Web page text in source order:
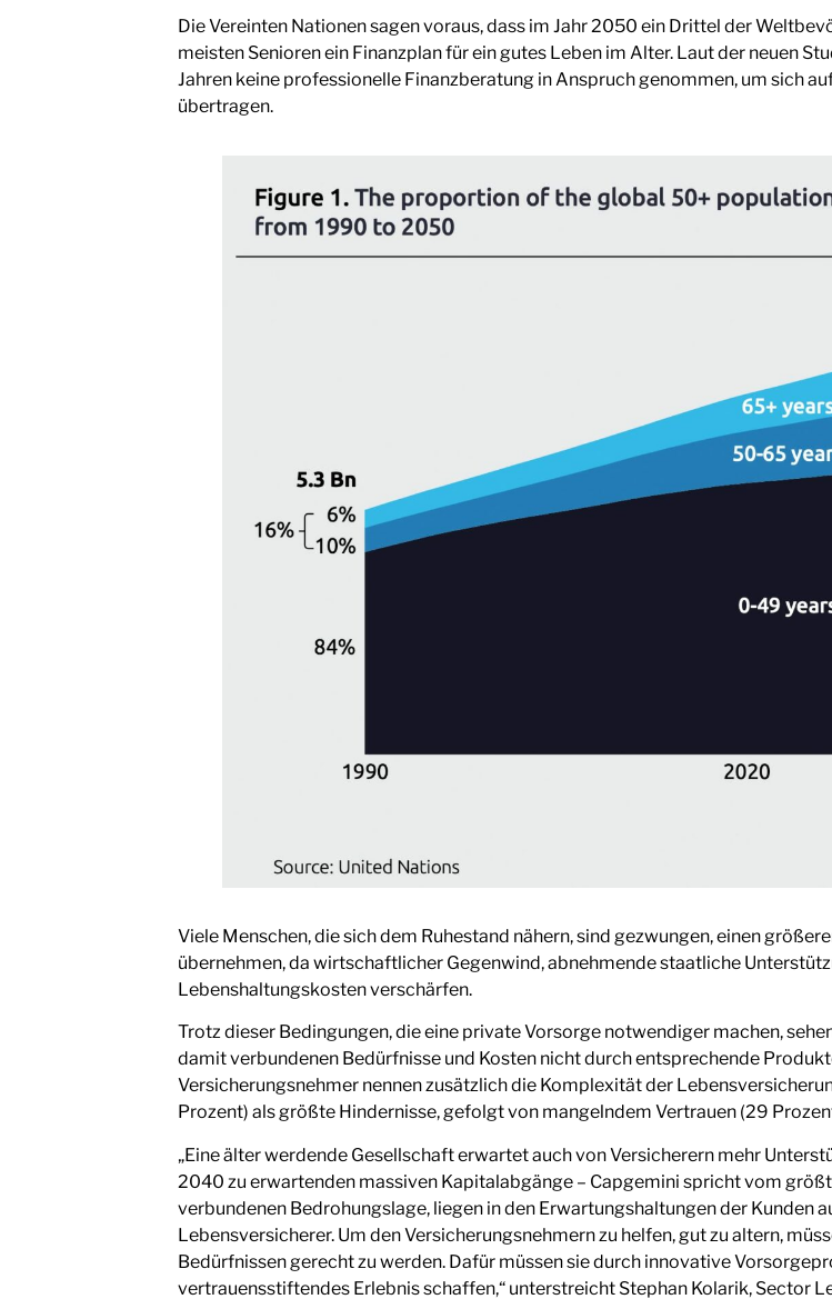
Die Vereinten Nationen sagen voraus, dass im Jahr 2050 ein Drittel der
meisten Senioren ein Finanzplan für ein gutes Leben im Alter. Laut der neuen
Jahren keine professionelle Finanzberatung in Anspruch genommen, um sich
übertragen.
Viele Menschen, die sich dem Ruhestand nähern, sind gezwungen, einen
übernehmen, da wirtschaftlicher Gegenwind, abnehmende staatliche
Lebenshaltungskosten verschärfen.
Trotz dieser Bedingungen, die eine private Vorsorge notwendiger machen,
damit verbundenen Bedürfnisse und Kosten nicht durch entsprechende
Versicherungsnehmer nennen zusätzlich die Komplexität der
Prozent) als größte Hindernisse, gefolgt von mangelndem Vertrauen (29
„Eine älter werdende Gesellschaft erwartet auch von Versicherern mehr
2040 zu erwartenden massiven Kapitalabgänge – Capgemini spricht vom
verbundenen Bedrohungslage, liegen in den Erwartungshaltungen der Kunden
Lebensversicherer. Um den Versicherungsnehmern zu helfen, gut zu altern,
Bedürfnissen gerecht zu werden. Dafür müssen sie durch innovative
vertrauensstiftendes Erlebnis schaffen,“ unterstreicht Stephan Kolarik, Sector